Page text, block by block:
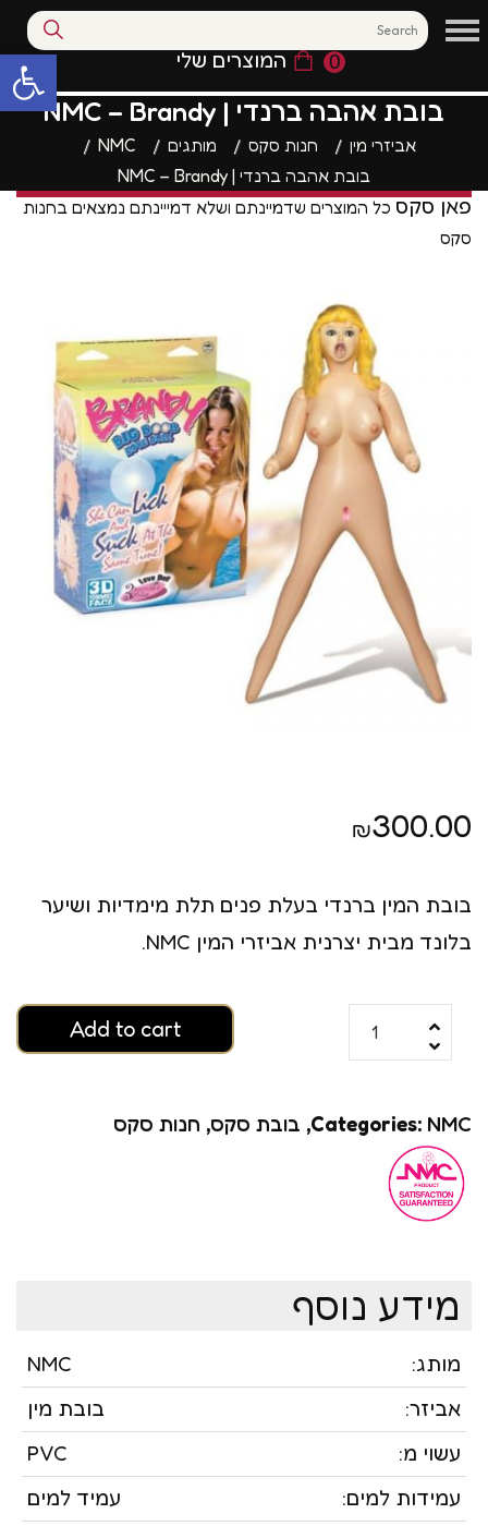
פתח סרגל 0 המוצרים שלי
בובת אהבה ברנדי | NMC – Brandy
אביזרי מין חנות סקס מותגים
NMC
בובת אהבה ברנדי | NMC – Brandy
פאן סקס כל המוצרים שדמיינתם ושלא דמייינתם נמצאים בחנות
סקס
₪300.00
בובת המין ברנדי בעלת פנים תלת מימדיות ושיער
בלונד מבית יצרנית אביזרי המין NMC.
Add to cart
Categories: NMC
, בובת סקס, חנות סקס
מידע נוסף
מותג:
NMC
אביזר:
בובת מין
עשוי מ:
PVC
עמידות למים:
עמיד למים